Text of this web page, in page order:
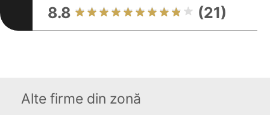
8.8 (21)
Alte firme din zonă